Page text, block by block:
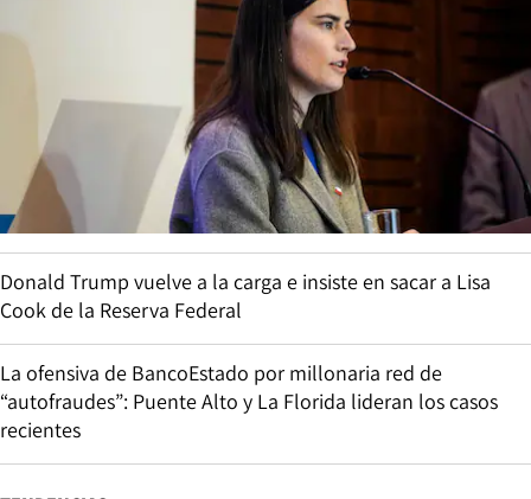
Donald Trump vuelve a la carga e insiste en sacar a Lisa
Cook de la Reserva Federal
La ofensiva de BancoEstado por millonaria red de
“autofraudes”: Puente Alto y La Florida lideran los casos
recientes